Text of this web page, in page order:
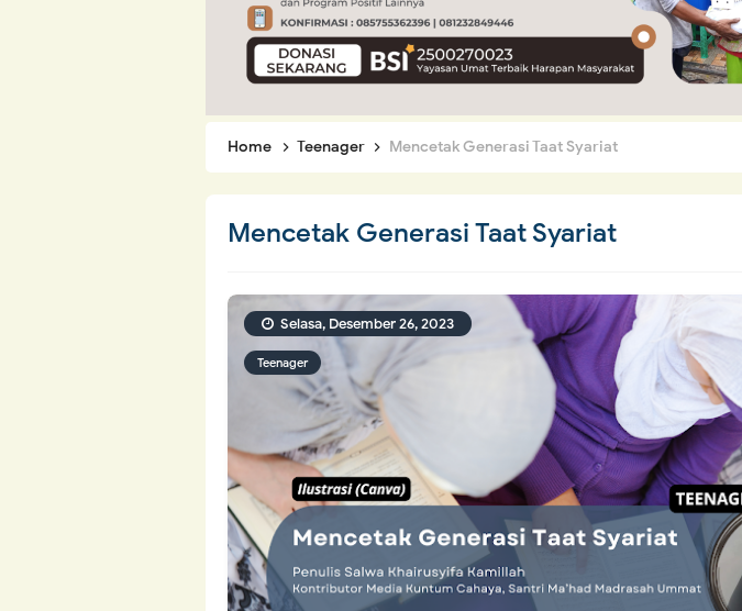
Home Teenager Mencetak Generasi Taat Syariat
Mencetak Generasi Taat Syariat
Teenager
Selasa, Desember 26, 2023